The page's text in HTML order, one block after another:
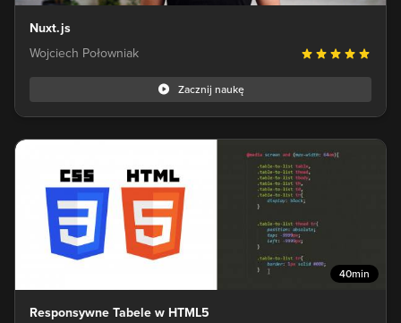
Nuxt.js
Wojciech Połowniak
Zacznij naukę
40min
Responsywne Tabele w HTML5